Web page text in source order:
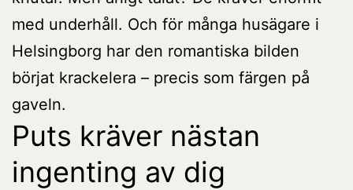
med underhåll. Och för många husägare i
Helsingborg har den romantiska bilden
börjat krackelera – precis som färgen på
gaveln.
Puts kräver nästan
ingenting av dig